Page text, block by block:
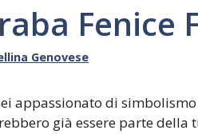
Fenice
Genovese
appassionato di
già essere parte della